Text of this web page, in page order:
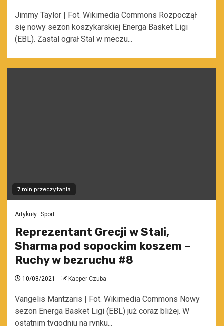
Jimmy Taylor | Fot. Wikimedia Commons Rozpoczął
się nowy sezon koszykarskiej Energa Basket Ligi
(EBL). Zastal ograł Stal w meczu...
7 min przeczytania
Artykuły Sport
Reprezentant Grecji w Stali,
Sharma pod sopockim koszem –
Ruchy w bezruchu #8
10/08/2021 Kacper Czuba
Vangelis Mantzaris | Fot. Wikimedia Commons Nowy
sezon Energa Basket Ligi (EBL) już coraz bliżej. W
ostatnim tygodniu na rynku...